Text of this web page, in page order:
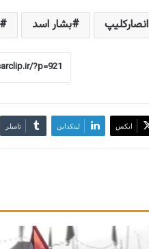
انصارکلیپ بشار اسد
ایکس لینکداین تامبلر